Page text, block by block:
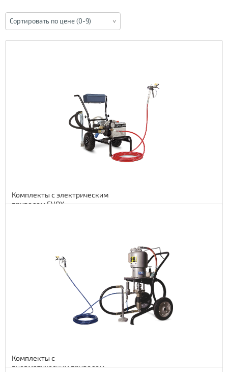
Сортировать по цене (0-9)
Комплекты с электрическим
приводом EVOX
1 950 euro
Комплекты с
пневматическим приводом